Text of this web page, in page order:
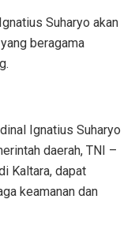
Suharyo akan
beragama
Ignatius Suharyo
daerah, TNI –
Kaltara, dapat
keamanan dan